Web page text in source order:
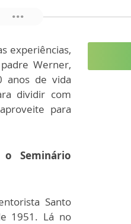
experiências,
Werner,
anos de vida
dividir com
para
Seminário
Santo
1951. Lá no